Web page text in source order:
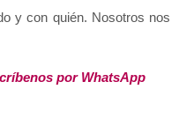
y con quién. Nosotros nos
por WhatsApp